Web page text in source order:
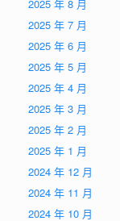
2025 年 8 月
2025 年 7 月
2025 年 6 月
2025 年 5 月
2025 年 4 月
2025 年 3 月
2025 年 2 月
2025 年 1 月
2024 年 12 月
2024 年 11 月
2024 年 10 月